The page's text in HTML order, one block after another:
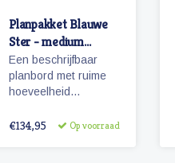
Planpakket Blauwe
Ster - medium
(jongen)
Een beschrijfbaar
planbord met ruime
hoeveelheid
pictogrammen voor
€134,95 Op voorraad